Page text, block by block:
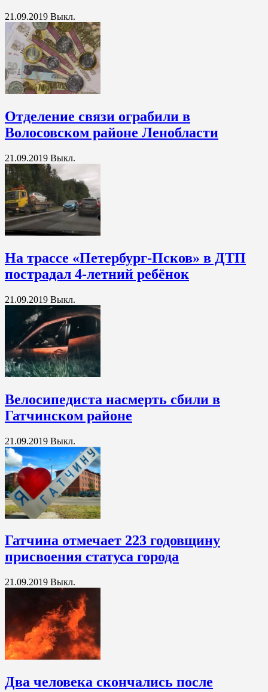
21.09.2019 Выкл.
Отделение связи ограбили в
Волосовском районе Ленобласти
21.09.2019 Выкл.
На трассе «Петербург-Псков» в ДТП
пострадал 4-летний ребёнок
21.09.2019 Выкл.
Велосипедиста насмерть сбили в
Гатчинском районе
21.09.2019 Выкл.
Гатчина отмечает 223 годовщину
присвоения статуса города
21.09.2019 Выкл.
Два человека скончались после